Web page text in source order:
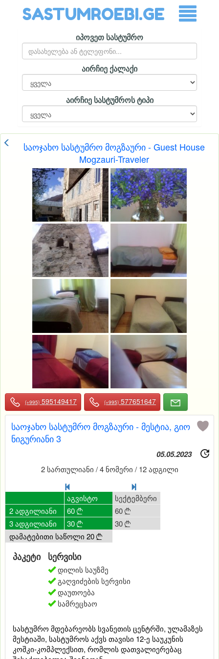
SASTUMROEBI.GE
იპოვეთ სასტუმრო
აირჩიე ქალაქი
აირჩიე სასტუმროს ტიპი
საოჯახო სასტუმრო მოგზაური - Guest House
Mogzauri-Traveler
(+995) 595149417 (+995) 577651647
საოჯახო სასტუმრო მოგზაური - მესტია, გიო
ნიგურიანი 3
05.05.2023
2 სართულიანი / 4 ნომერი / 12 ადგილი
2 ადგილიანი
3 ადგილიანი
დამატებითი საწოლი 20 
60
30
აგვისტო
60 
30 
სექტემბერი
60 
30 
პაკეტი სერვისი
დილის საუზმე
გაღვიძების სერვისი
დაუთოება
სამრეცხაო
სასტუმრო მდებარეობს სვანეთის ცენტრში, ულამაზეს
მესტიაში, სასტუმროს აქვს თავისი 12-ე საუკუნის
კოშკი-კომპლექსით, რომლის დათვალიერებაც